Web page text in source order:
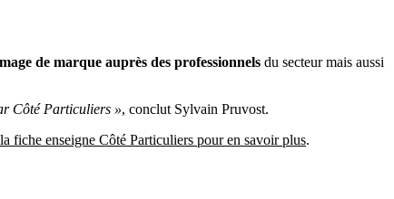
de marque auprès des professionnels du secteur mais aussi
Côté Particuliers », conclut Sylvain Pruvost.
fiche enseigne Côté Particuliers pour en savoir plus.